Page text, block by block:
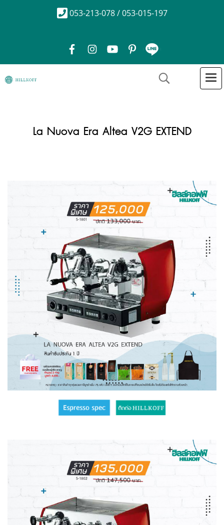
053-213-078 / 053-015-197
La Nuova Era Altea V2G EXTEND